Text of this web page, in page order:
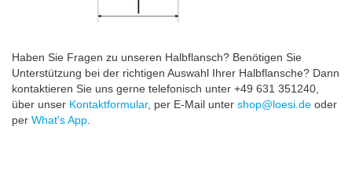
Haben Sie Fragen zu unseren Halbflansch? Benötigen Sie
Unterstützung bei der richtigen Auswahl Ihrer Halbflansche? Dann
kontaktieren Sie uns gerne telefonisch unter +49 631 351240,
über unser Kontaktformular, per E-Mail unter shop@loesi.de oder
per What's App.